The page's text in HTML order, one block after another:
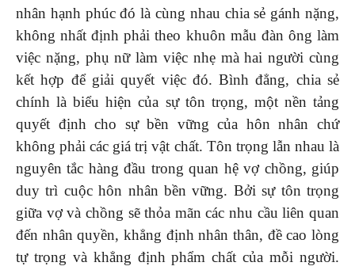
nhân hạnh phúc đó là cùng nhau chia sẻ gánh nặng,
không nhất định phải theo khuôn mẫu đàn ông làm
việc nặng, phụ nữ làm việc nhẹ mà hai người cùng
kết hợp để giải quyết việc đó. Bình đẳng, chia sẻ
chính là biểu hiện của sự tôn trọng, một nền tảng
quyết định cho sự bền vững của hôn nhân chứ
không phải các giá trị vật chất. Tôn trọng lẫn nhau là
nguyên tắc hàng đầu trong quan hệ vợ chồng, giúp
duy trì cuộc hôn nhân bền vững. Bởi sự tôn trọng
giữa vợ và chồng sẽ thỏa mãn các nhu cầu liên quan
đến nhân quyền, khẳng định nhân thân, đề cao lòng
tự trọng và khẳng định phẩm chất của mỗi người.